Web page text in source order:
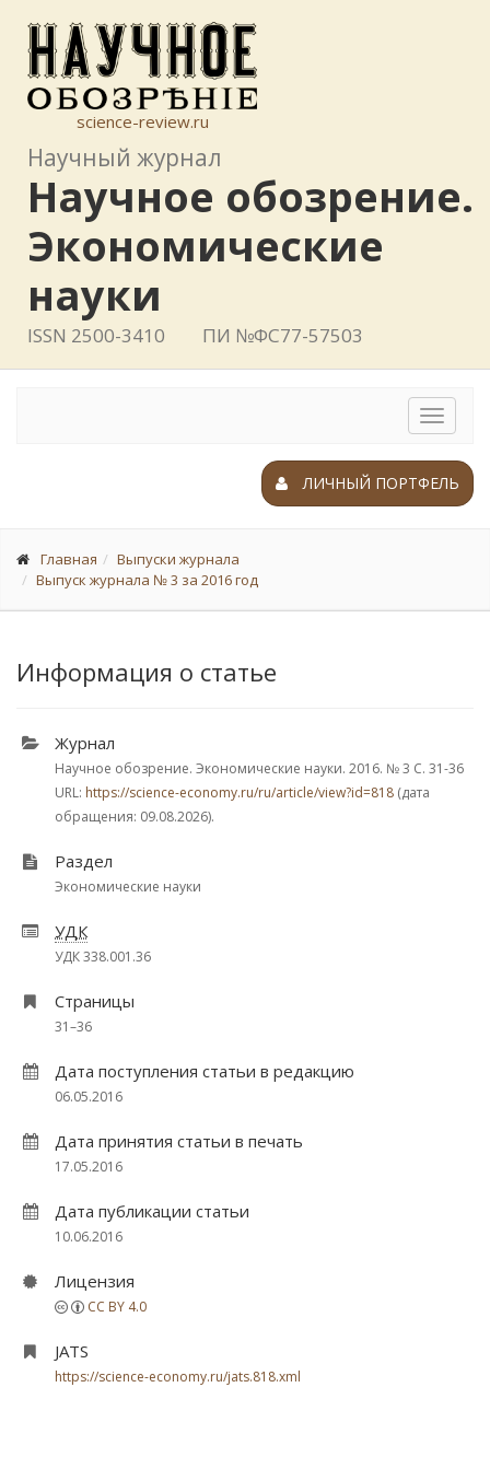
science-review.ru
Научный журнал
Научное обозрение.
Экономические
науки
ISSN 2500-3410 ПИ №ФС77-57503
Toggle
ЛИЧНЫЙ ПОРТФЕЛЬ
Главная
Выпуски журнала
Выпуск журнала № 3 за 2016 год
Информация о статье
Журнал
Научное обозрение. Экономические науки. 2016. № 3 С. 31-36
URL: https://science-economy.ru/ru/article/view?id=818 (дата
обращения: 09.08.2026).
Раздел
Экономические науки
УДК
УДК 338.001.36
Страницы
31–36
Дата поступления статьи в редакцию
06.05.2016
Дата принятия статьи в печать
17.05.2016
Дата публикации статьи
10.06.2016
Лицензия
CC BY 4.0
JATS
https://science-economy.ru/jats.818.xml